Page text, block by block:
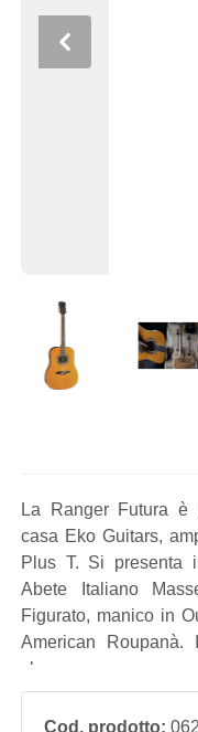
Previous
La Ranger Futura è
casa Eko Guitars,
Plus T. Si presenta
Abete Italiano
Figurato, manico in
American Roupanà.
che ama
strumming,
registrazione.
Cod. prodotto: